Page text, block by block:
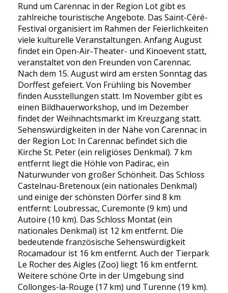
Rund um Carennac in der Region Lot gibt es
zahlreiche touristische Angebote. Das Saint-Céré-
Festival organisiert im Rahmen der Feierlichkeiten
viele kulturelle Veranstaltungen. Anfang August
findet ein Open-Air-Theater- und Kinoevent statt,
veranstaltet von den Freunden von Carennac.
Nach dem 15. August wird am ersten Sonntag das
Dorffest gefeiert. Von Frühling bis November
finden Ausstellungen statt. Im November gibt es
einen Bildhauerworkshop, und im Dezember
findet der Weihnachtsmarkt im Kreuzgang statt.
Sehenswürdigkeiten in der Nähe von Carennac in
der Region Lot: In Carennac befindet sich die
Kirche St. Peter (ein religiöses Denkmal). 7 km
entfernt liegt die Höhle von Padirac, ein
Naturwunder von großer Schönheit. Das Schloss
Castelnau-Bretenoux (ein nationales Denkmal)
und einige der schönsten Dörfer sind 8 km
entfernt: Loubressac, Curemonte (9 km) und
Autoire (10 km). Das Schloss Montat (ein
nationales Denkmal) ist 12 km entfernt. Die
bedeutende französische Sehenswürdigkeit
Rocamadour ist 16 km entfernt. Auch der Tierpark
Le Rocher des Aigles (Zoo) liegt 16 km entfernt.
Weitere schöne Orte in der Umgebung sind
Collonges-la-Rouge (17 km) und Turenne (19 km).